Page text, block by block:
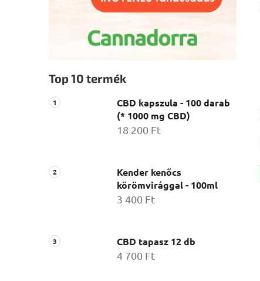
Top 10 termék
CBD kapszula - 100 darab
(* 1000 mg CBD)
18 200 Ft
Kender kenőcs
körömvirággal - 100ml
3 400 Ft
CBD tapasz 12 db
4 700 Ft